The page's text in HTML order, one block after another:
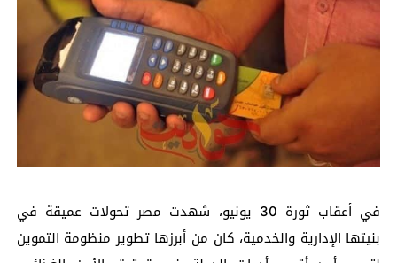
في أعقاب ثورة 30 يونيو، شهدت مصر تحولات عميقة في
بنيتها الإدارية والخدمية، كان من أبرزها تطوير منظومة التموين